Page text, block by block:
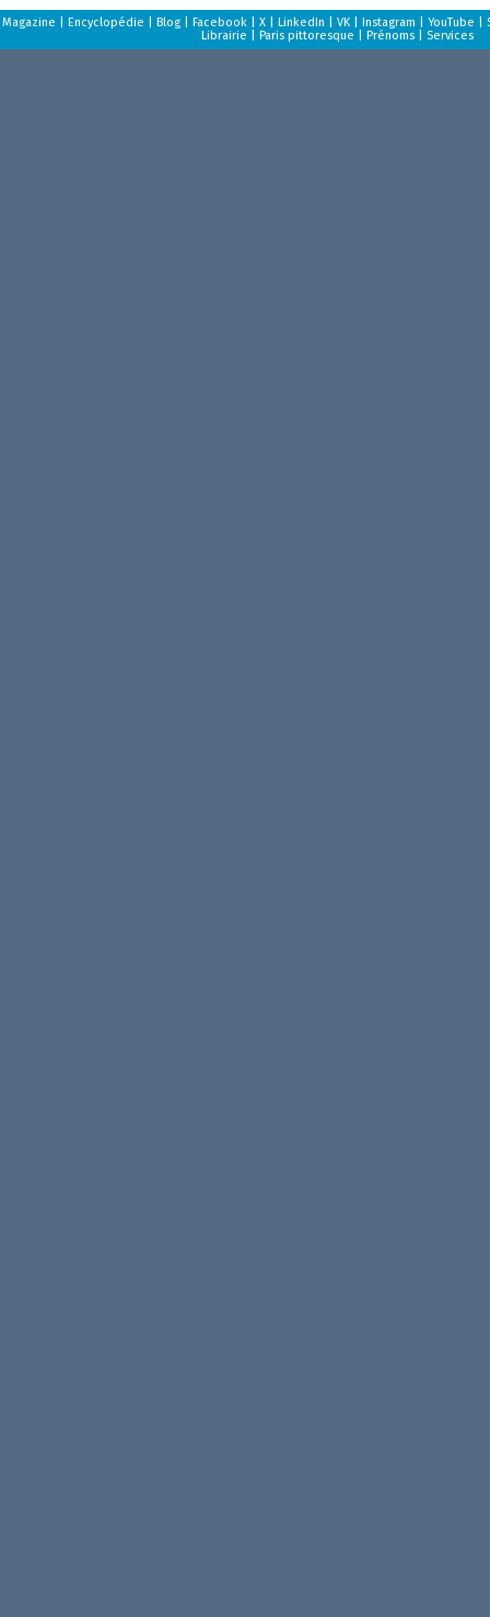
Magazine Encyclopédie Blog| Facebook| X| LinkedIn VK| Instagram YouTube
Librairie
Paris pittoresque Prénoms| Services